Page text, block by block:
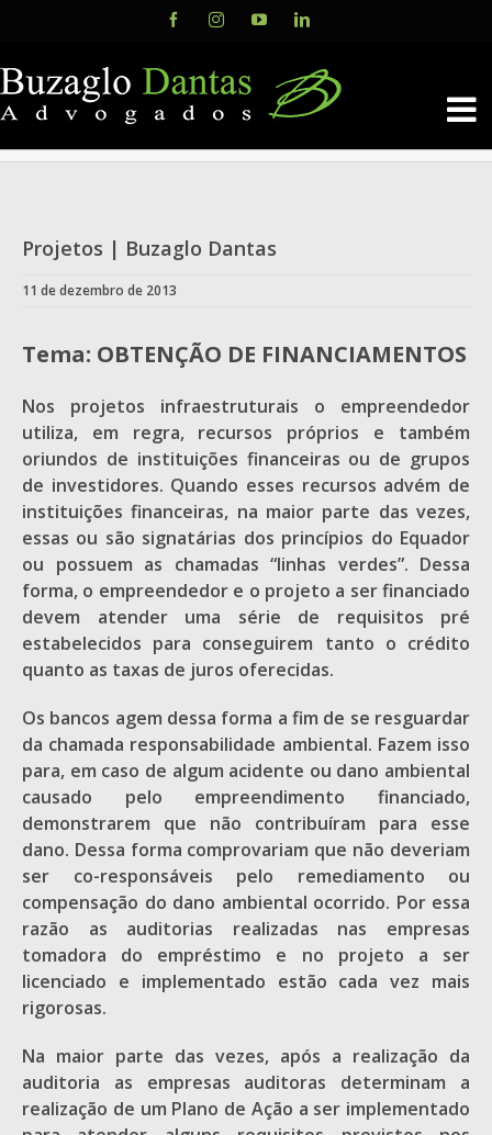
content
FacebookInstagramYouTubeLinkedIn
Projetos | Buzaglo Dantas
11 de dezembro de 2013
Tema: OBTENÇÃO DE FINANCIAMENTOS
Nos projetos infraestruturais o empreendedor
utiliza, em regra, recursos próprios e também
oriundos de instituições financeiras ou de grupos
de investidores. Quando esses recursos advém de
instituições financeiras, na maior parte das vezes,
essas ou são signatárias dos princípios do Equador
ou possuem as chamadas “linhas verdes”. Dessa
forma, o empreendedor e o projeto a ser financiado
devem atender uma série de requisitos pré
estabelecidos para conseguirem tanto o crédito
quanto as taxas de juros oferecidas.
Os bancos agem dessa forma a fim de se resguardar
da chamada responsabilidade ambiental. Fazem isso
para, em caso de algum acidente ou dano ambiental
causado pelo empreendimento financiado,
demonstrarem que não contribuíram para esse
dano. Dessa forma comprovariam que não deveriam
ser co-responsáveis pelo remediamento ou
compensação do dano ambiental ocorrido. Por essa
razão as auditorias realizadas nas empresas
tomadora do empréstimo e no projeto a ser
licenciado e implementado estão cada vez mais
rigorosas.
Na maior parte das vezes, após a realização da
auditoria as empresas auditoras determinam a
realização de um Plano de Ação a ser implementado